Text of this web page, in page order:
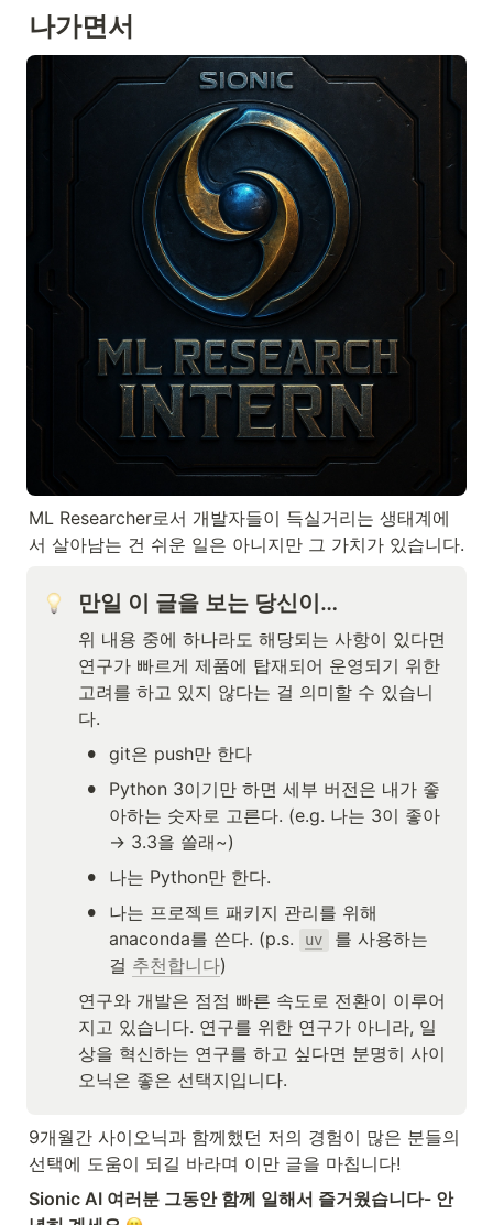
나가면서
ML Researcher로서 개발자들이 득실거리는 생태계에
서 살아남는 건 쉬운 일은 아니지만 그 가치가 있습니다.
만일 이 글을 보는 당신이…
위 내용 중에 하나라도 해당되는 사항이 있다면
연구가 빠르게 제품에 탑재되어 운영되기 위한
고려를 하고 있지 않다는 걸 의미할 수 있습니
다.
• git은 push만 한다
•
Python 3이기만 하면 세부 버전은 내가 좋
아하는 숫자로 고른다. (e.g. 나는 3이 좋아
→ 3.3을 쓸래~)
• 나는 Python만 한다.
•
나는 프로젝트 패키지 관리를 위해
anaconda를 쓴다. (p.s.
uv
를 사용하는
걸 추천합니다)
연구와 개발은 점점 빠른 속도로 전환이 이루어
지고 있습니다. 연구를 위한 연구가 아니라, 일
상을 혁신하는 연구를 하고 싶다면 분명히 사이
오닉은 좋은 선택지입니다.
9개월간 사이오닉과 함께했던 저의 경험이 많은 분들의
선택에 도움이 되길 바라며 이만 글을 마칩니다!
Sionic AI 여러분 그동안 함께 일해서 즐거웠습니다- 안